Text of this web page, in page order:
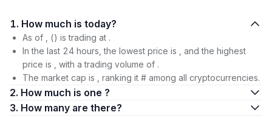
1. How much is today?
As of , () is trading at .
In the last 24 hours, the lowest price is , and the highest
price is , with a trading volume of .
The market cap is , ranking it # among all cryptocurrencies.
2. How much is one ?
3. How many are there?